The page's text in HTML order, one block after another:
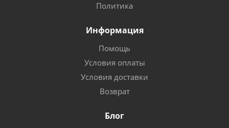
Политика
Информация
Помощь
Условия оплаты
Условия доставки
Возврат
Блог